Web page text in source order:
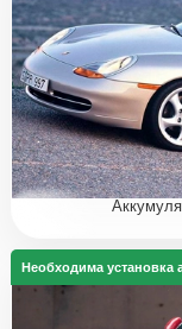
Необходима установка